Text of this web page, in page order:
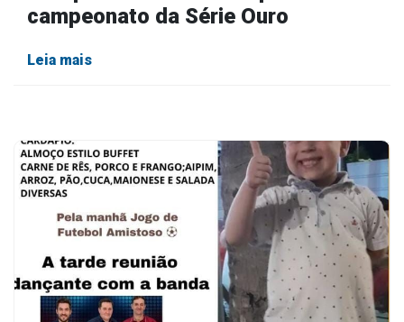
campeonato da Série Ouro
Leia mais